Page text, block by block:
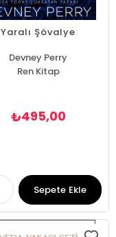
Yaralı Şövalye
Devney Perry
Ren Kitap
₺495,00
Sepete Ekle